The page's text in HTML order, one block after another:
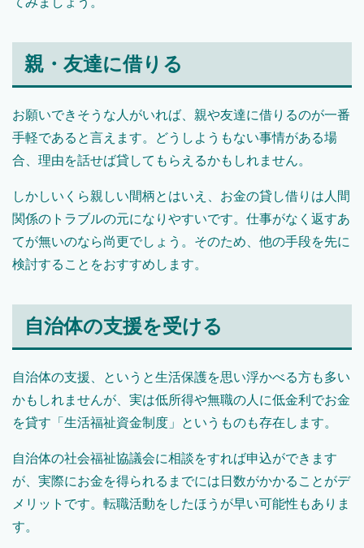
親・友達に借りる
お願いできそうな人がいれば、親や友達に借りるのが一番
手軽であると言えます。どうしようもない事情がある場
合、理由を話せば貸してもらえるかもしれません。
しかしいくら親しい間柄とはいえ、お金の貸し借りは人間
関係のトラブルの元になりやすいです。仕事がなく返すあ
てが無いのなら尚更でしょう。そのため、他の手段を先に
検討することをおすすめします。
自治体の支援を受ける
自治体の支援、というと生活保護を思い浮かべる方も多い
かもしれませんが、実は低所得や無職の人に低金利でお金
を貸す「生活福祉資金制度」というものも存在します。
自治体の社会福祉協議会に相談をすれば申込ができます
が、実際にお金を得られるまでには日数がかかることがデ
メリットです。転職活動をしたほうが早い可能性もありま
す。